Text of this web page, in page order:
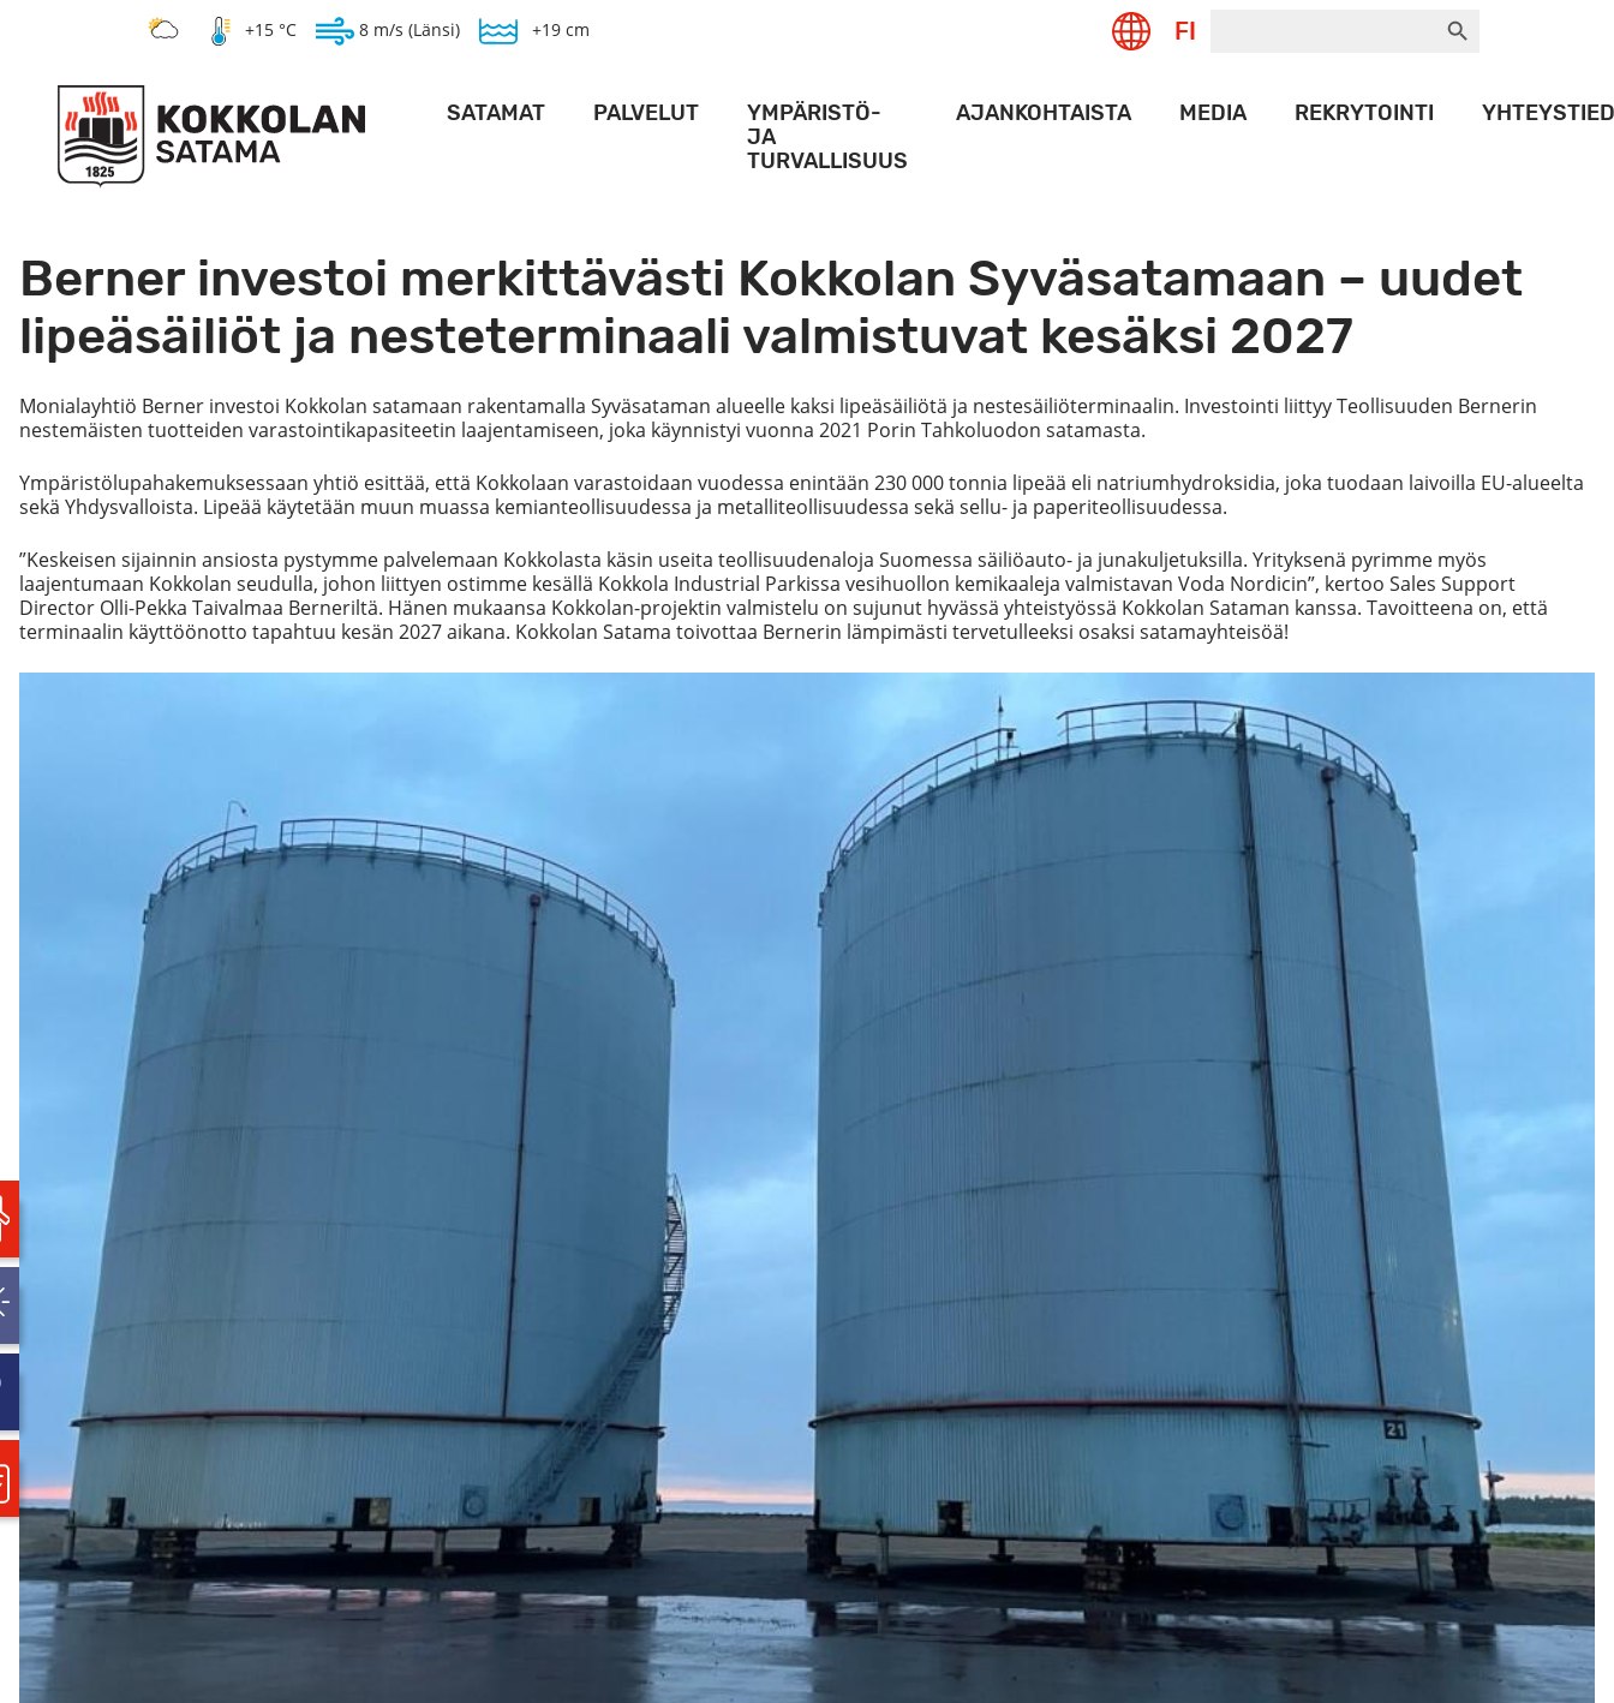
+15 °C 8 m/s (Länsi) +19 cm FI
SATAMAT
HOPEAKIVEN SATAMA
PALVELUT
ALUSPALVELUT
VARASTOTILAT
ERIKOIS-TERMINAALIT
RAIDELIIKENNE
PORT ACTIVITY -SOVELLUS
YMPÄRISTÖ-
JA
TURVALLISUUS
YMPÄRISTÖ
KULKULUVAT
ALUKSILLE
AJANKOHTAISTA
ACTION PORT
HANKKEET
MEDIA REKRYTOINTI
Berner investoi merkittävästi Kokkolan Syväsatamaan – uudet
lipeäsäiliöt ja nesteterminaali valmistuvat kesäksi 2027
Monialayhtiö Berner investoi Kokkolan satamaan rakentamalla Syväsataman alueelle kaksi lipeäsäiliötä ja nestesäiliöterminaalin. Investointi liittyy Teollisuuden Bernerin
nestemäisten tuotteiden varastointikapasiteetin laajentamiseen, joka käynnistyi vuonna 2021 Porin Tahkoluodon satamasta.
Ympäristölupahakemuksessaan yhtiö esittää, että Kokkolaan varastoidaan vuodessa enintään 230 000 tonnia lipeää eli natriumhydroksidia, joka tuodaan laivoilla EU-alueelta
sekä Yhdysvalloista. Lipeää käytetään muun muassa kemianteollisuudessa ja metalliteollisuudessa sekä sellu- ja paperiteollisuudessa.
”Keskeisen sijainnin ansiosta pystymme palvelemaan Kokkolasta käsin useita teollisuudenaloja Suomessa säiliöauto- ja junakuljetuksilla. Yrityksenä pyrimme myös
laajentumaan Kokkolan seudulla, johon liittyen ostimme kesällä Kokkola Industrial Parkissa vesihuollon kemikaaleja valmistavan Voda Nordicin”, kertoo Sales Support
Director Olli-Pekka Taivalmaa Berneriltä. Hänen mukaansa Kokkolan-projektin valmistelu on sujunut hyvässä yhteistyössä Kokkolan Sataman kanssa. Tavoitteena on, että
terminaalin käyttöönotto tapahtuu kesän 2027 aikana. Kokkolan Satama toivottaa Bernerin lämpimästi tervetulleeksi osaksi satamayhteisöä!